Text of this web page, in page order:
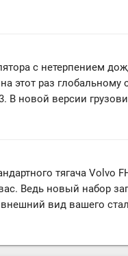
с нетерпением
этот раз
В новой версии
тягача Volvo
Ведь новый набор
вид вашего